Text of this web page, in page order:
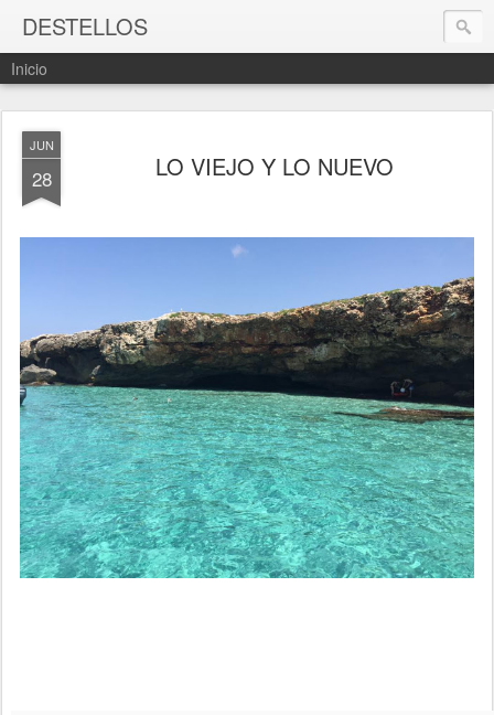
DESTELLOS
Inicio
JUN
28 LO VIEJO Y LO NUEVO